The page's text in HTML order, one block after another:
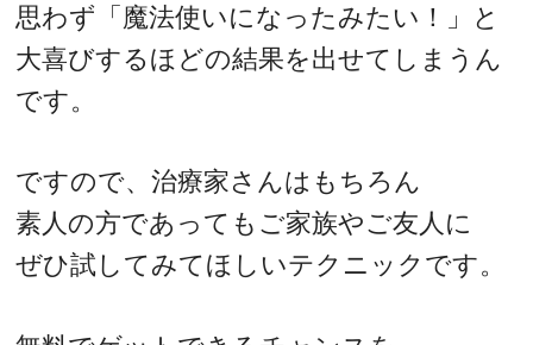
思わず「魔法使いになったみたい！」と
大喜びするほどの結果を出せてしまうん
です。
ですので、治療家さんはもちろん
素人の方であってもご家族やご友人に
ぜひ試してみてほしいテクニックです。